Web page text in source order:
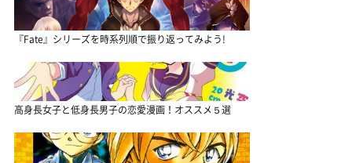
『Fate』シリーズを時系列順で振り返ってみよう!
高身長女子と低身長男子の恋愛漫画！オススメ５選